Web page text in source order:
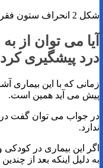
شکل 2 انحراف ستون فقرات
آیا می توان از
درد پیشگیری
زمانی که با این بیماری
پیش می آید همین است.
در جواب می توان گفت
ندارد.
اگر این بیماری در کودکی
به دلیل اینکه بعد از